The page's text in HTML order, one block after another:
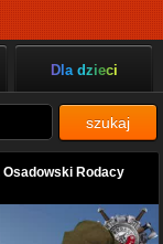
Dla dzieci
szukaj
Osadowski Rodacy